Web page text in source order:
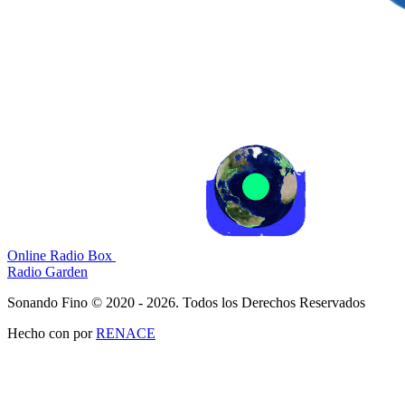
Online Radio Box
Radio Garden
Sonando Fino © 2020 - 2026. Todos los Derechos Reservados
Hecho con porRENACE